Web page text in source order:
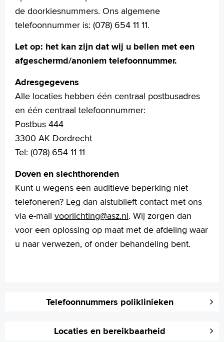
de doorkiesnummers. Ons algemene
telefoonnummer is: (078) 654 11 11.
Let op: het kan zijn dat wij u bellen met een
afgeschermd/anoniem telefoonnummer.
Adresgegevens
Alle locaties hebben één centraal postbusadres
en één centraal telefoonnummer:
Postbus 444
3300 AK Dordrecht
Tel: (078) 654 11 11
Doven en slechthorenden
Kunt u wegens een auditieve beperking niet
telefoneren? Leg dan alstublieft contact met ons
via e-mail voorlichting@asz.nl. Wij zorgen dan
voor een oplossing op maat met de afdeling waar
u naar verwezen, of onder behandeling bent.
Telefoonnummers poliklinieken
Locaties en bereikbaarheid